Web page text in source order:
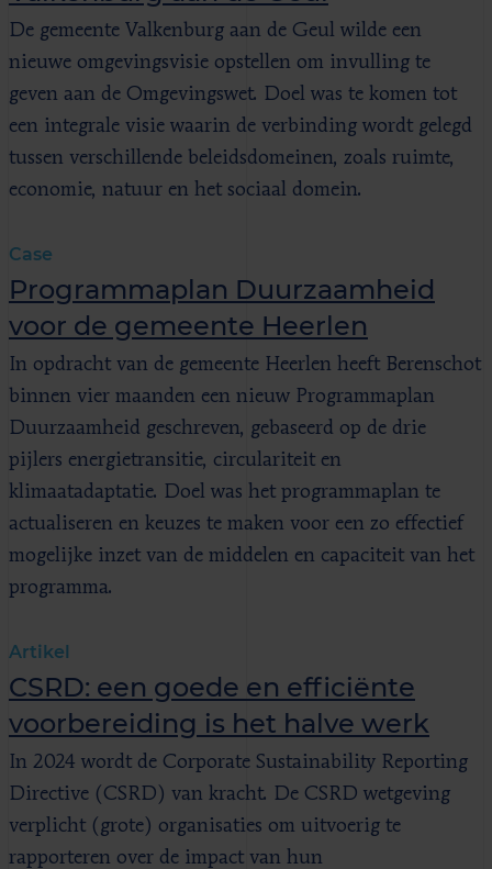
De gemeente Valkenburg aan de Geul wilde een
nieuwe omgevingsvisie opstellen om invulling te
geven aan de Omgevingswet. Doel was te komen tot
een integrale visie waarin de verbinding wordt gelegd
tussen verschillende beleidsdomeinen, zoals ruimte,
economie, natuur en het sociaal domein.
Case
Programmaplan Duurzaamheid
voor de gemeente Heerlen
In opdracht van de gemeente Heerlen heeft Berenschot
binnen vier maanden een nieuw Programmaplan
Duurzaamheid geschreven, gebaseerd op de drie
pijlers energietransitie, circulariteit en
klimaatadaptatie. Doel was het programmaplan te
actualiseren en keuzes te maken voor een zo effectief
mogelijke inzet van de middelen en capaciteit van het
programma.
Artikel
CSRD: een goede en efficiënte
voorbereiding is het halve werk
In 2024 wordt de Corporate Sustainability Reporting
Directive (CSRD) van kracht. De CSRD wetgeving
verplicht (grote) organisaties om uitvoerig te
rapporteren over de impact van hun